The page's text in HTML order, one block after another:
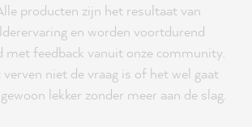
producten zijn het resultaat van
en worden voortdurend
met feedback vanuit onze community.
niet de vraag is of het wel gaat
lekker zonder meer aan de slag.